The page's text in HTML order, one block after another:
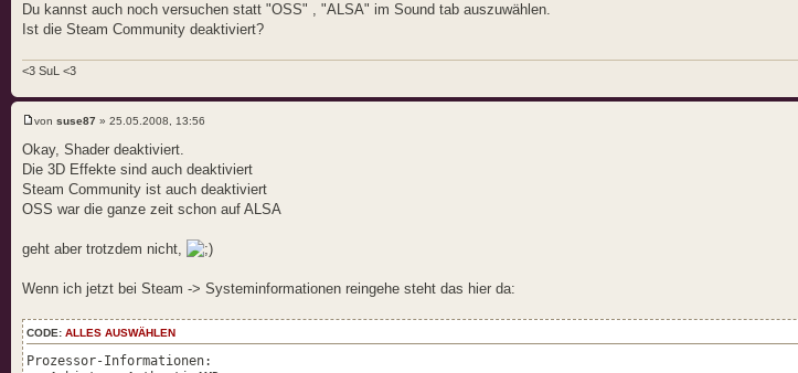
Du kannst auch noch versuchen statt "OSS" , "ALSA" im Sound tab auszuwählen.
Ist die Steam Community deaktiviert?
<3 SuL <3
von suse87 » 25.05.2008, 13:56
Okay, Shader deaktiviert.
Die 3D Effekte sind auch deaktiviert
Steam Community ist auch deaktiviert
OSS war die ganze zeit schon auf ALSA
geht aber trotzdem nicht,
Wenn ich jetzt bei Steam -> Systeminformationen reingehe steht das hier da:
CODE: ALLES AUSWÄHLEN
Prozessor-Informationen: